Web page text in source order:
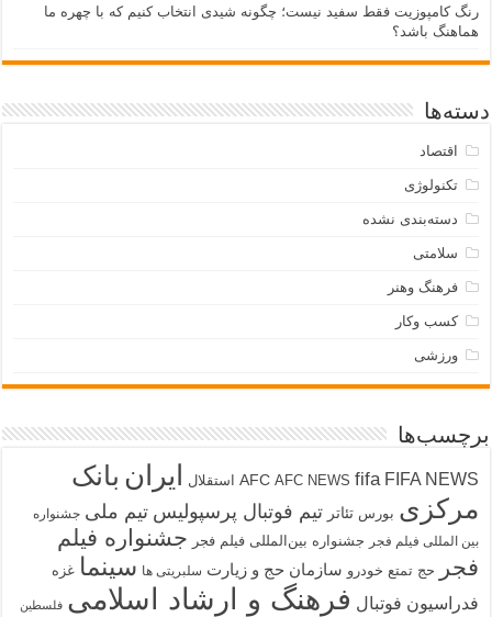
رنگ کامپوزیت فقط سفید نیست؛ چگونه شیدی انتخاب کنیم که با چهره ما
هماهنگ باشد؟
دسته‌ها
اقتصاد
تکنولوژی
دسته‌بندی نشده
سلامتی
فرهنگ وهنر
کسب وکار
ورزشی
برچسب‌ها
AFC AFC NEWS fifa FIFA NEWS استقلال ایران بانک
مرکزی بورس تئاتر تیم فوتبال پرسپولیس تیم ملی جشنواره
بین المللی فیلم فجر جشنواره بین‌المللی فیلم فجر جشنواره فیلم
فجر
حج تمتع خودرو سازمان حج و زیارت سلبریتی ها سینما غزه
فدراسیون فوتبال فرهنگ و ارشاد اسلامی فلسطین